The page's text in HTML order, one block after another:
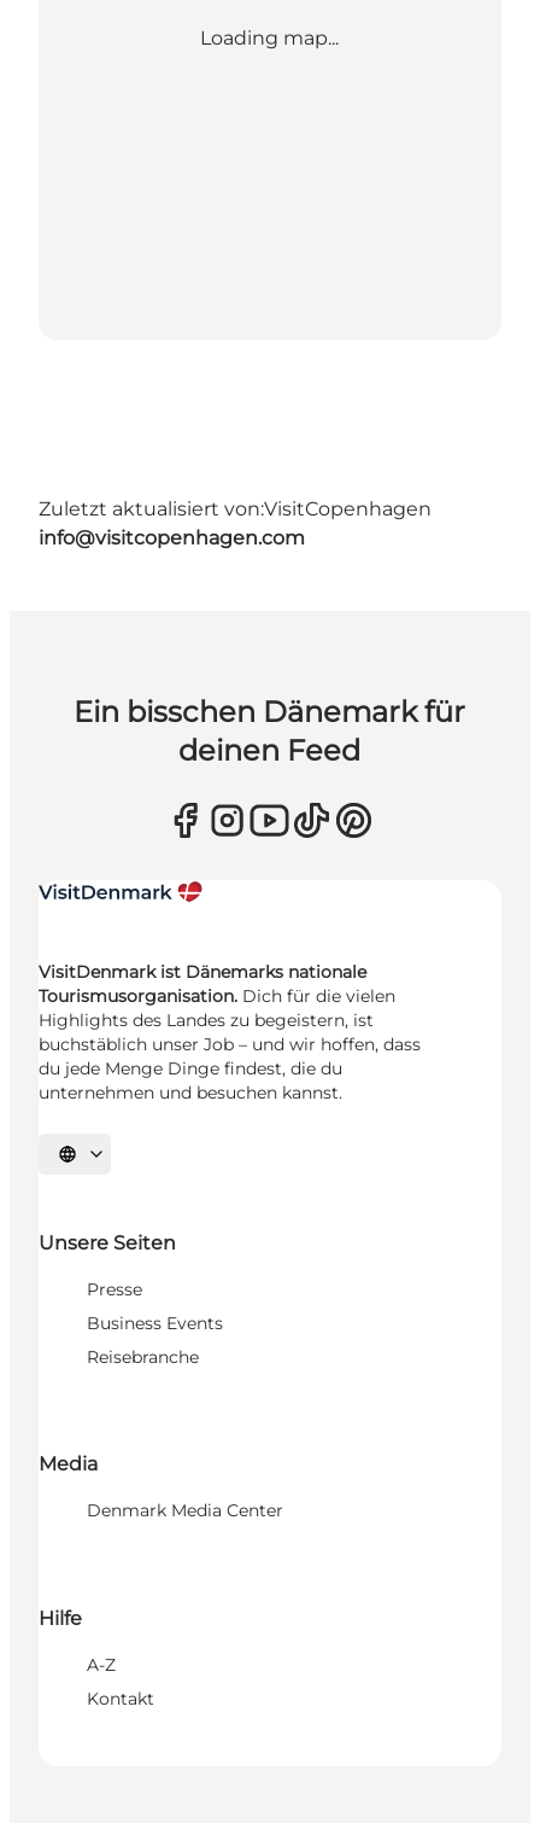
Loading map...
Zuletzt aktualisiert von:VisitCopenhagen
info@visitcopenhagen.com
Ein bisschen Dänemark für
deinen Feed
VisitDenmark ist Dänemarks nationale
Tourismusorganisation. Dich für die vielen
Highlights des Landes zu begeistern, ist
buchstäblich unser Job – und wir hoffen, dass
du jede Menge Dinge findest, die du
unternehmen und besuchen kannst.
Sprache auswählen
Unsere Seiten
Presse
Business Events
Reisebranche
Media
Denmark Media Center
Hilfe
A-Z
Kontakt